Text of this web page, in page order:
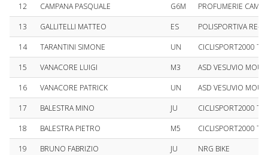
12
CAMPANA PASQUALE G6M
PROFUMERIE
13
GALLITELLI MATTEO ES
POLISPORTIVA RE-
14
TARANTINI SIMONE UN
CICLISPORT2000
15
VANACORE LUIGI M3
ASD VESUVIO
16
VANACORE PATRICK UN
ASD VESUVIO
17
BALESTRA MINO JU
CICLISPORT2000
18
BALESTRA PIETRO M5
CICLISPORT2000
19
BRUNO FABRIZIO JU
NRG BIKE